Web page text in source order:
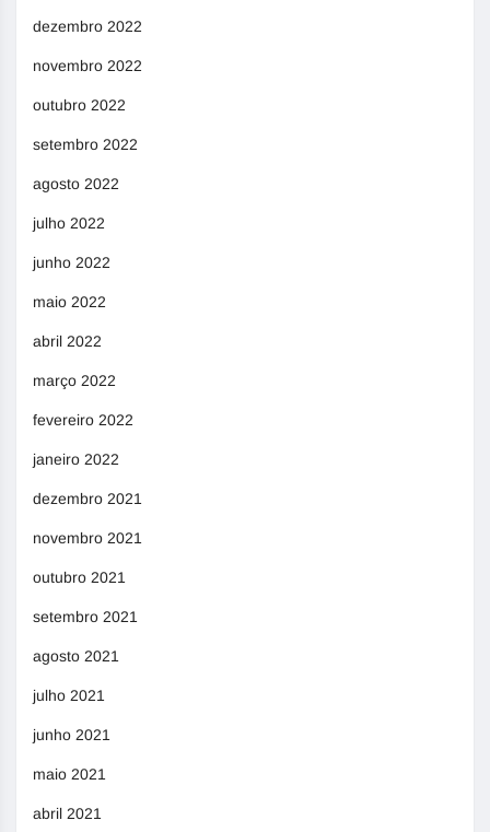
dezembro 2022
novembro 2022
outubro 2022
setembro 2022
agosto 2022
julho 2022
junho 2022
maio 2022
abril 2022
março 2022
fevereiro 2022
janeiro 2022
dezembro 2021
novembro 2021
outubro 2021
setembro 2021
agosto 2021
julho 2021
junho 2021
maio 2021
abril 2021